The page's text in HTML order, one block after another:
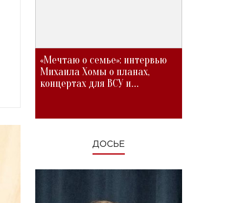
«Мечтаю о семье»: интервью
Михаила Хомы о планах,
концертах для ВСУ и
ДОСЬЕ